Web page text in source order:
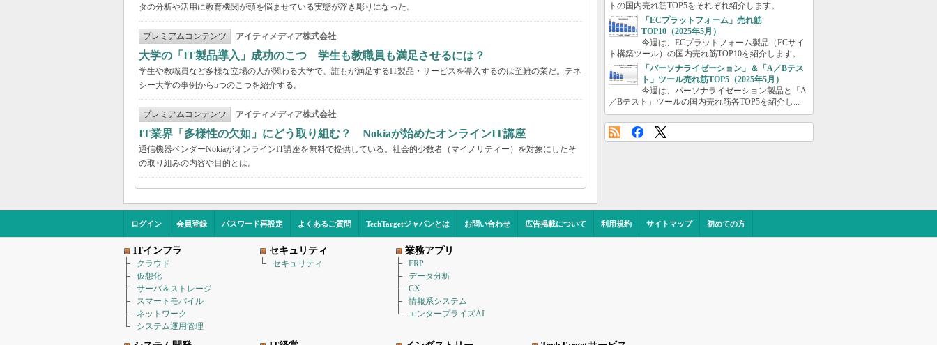
タの分析や活用に教育機関が頭を悩ませている実態が浮き彫りになった。
プレミアムコンテンツ アイティメディア株式会社
大学の「IT製品導入」成功のこつ 学生も教職員も満足させるには？
学生や教職員など多様な立場の人が関わる大学で、誰もが満足するIT製品・サービスを導入するのは至難の業だ。テネ
シー大学の事例から5つのこつを紹介する。
プレミアムコンテンツ アイティメディア株式会社
IT業界「多様性の欠如」にどう取り組む？ Nokiaが始めたオンラインIT講座
通信機器ベンダーNokiaがオンラインIT講座を無料で提供している。社会的少数者（マイノリティー）を対象にしたそ
の取り組みの内容や目的とは。
トの国内売れ筋TOP5をそれぞれ紹介します。
「ECプラットフォーム」売れ筋
TOP10（2025年5月）
今週は、ECプラットフォーム製品（ECサイ
ト構築ツール）の国内売れ筋TOP10を紹介します。
「パーソナライゼーション」＆「A／Bテス
ト」ツール売れ筋TOP5（2025年5月）
今週は、パーソナライゼーション製品と「A
／Bテスト」ツールの国内売れ筋各TOP5を紹介し...
ログイン 会員登録 パスワード再設定 よくあるご質問 TechTargetジャパンとは お問い合わせ 広告掲載について 利用規約 サイトマップ 初めての方
ITインフラ
クラウド
仮想化
サーバ＆ストレージ
スマートモバイル
ネットワーク
システム運用管理
セキュリティ
セキュリティ
業務アプリ
ERP
データ分析
CX
情報系システム
エンタープライズAI